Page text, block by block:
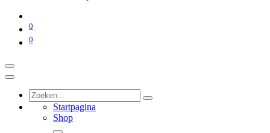
0
0
Startpagina
Shop